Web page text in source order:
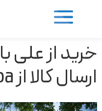
خرید از علی
ارسال کالا از Alibaba چین